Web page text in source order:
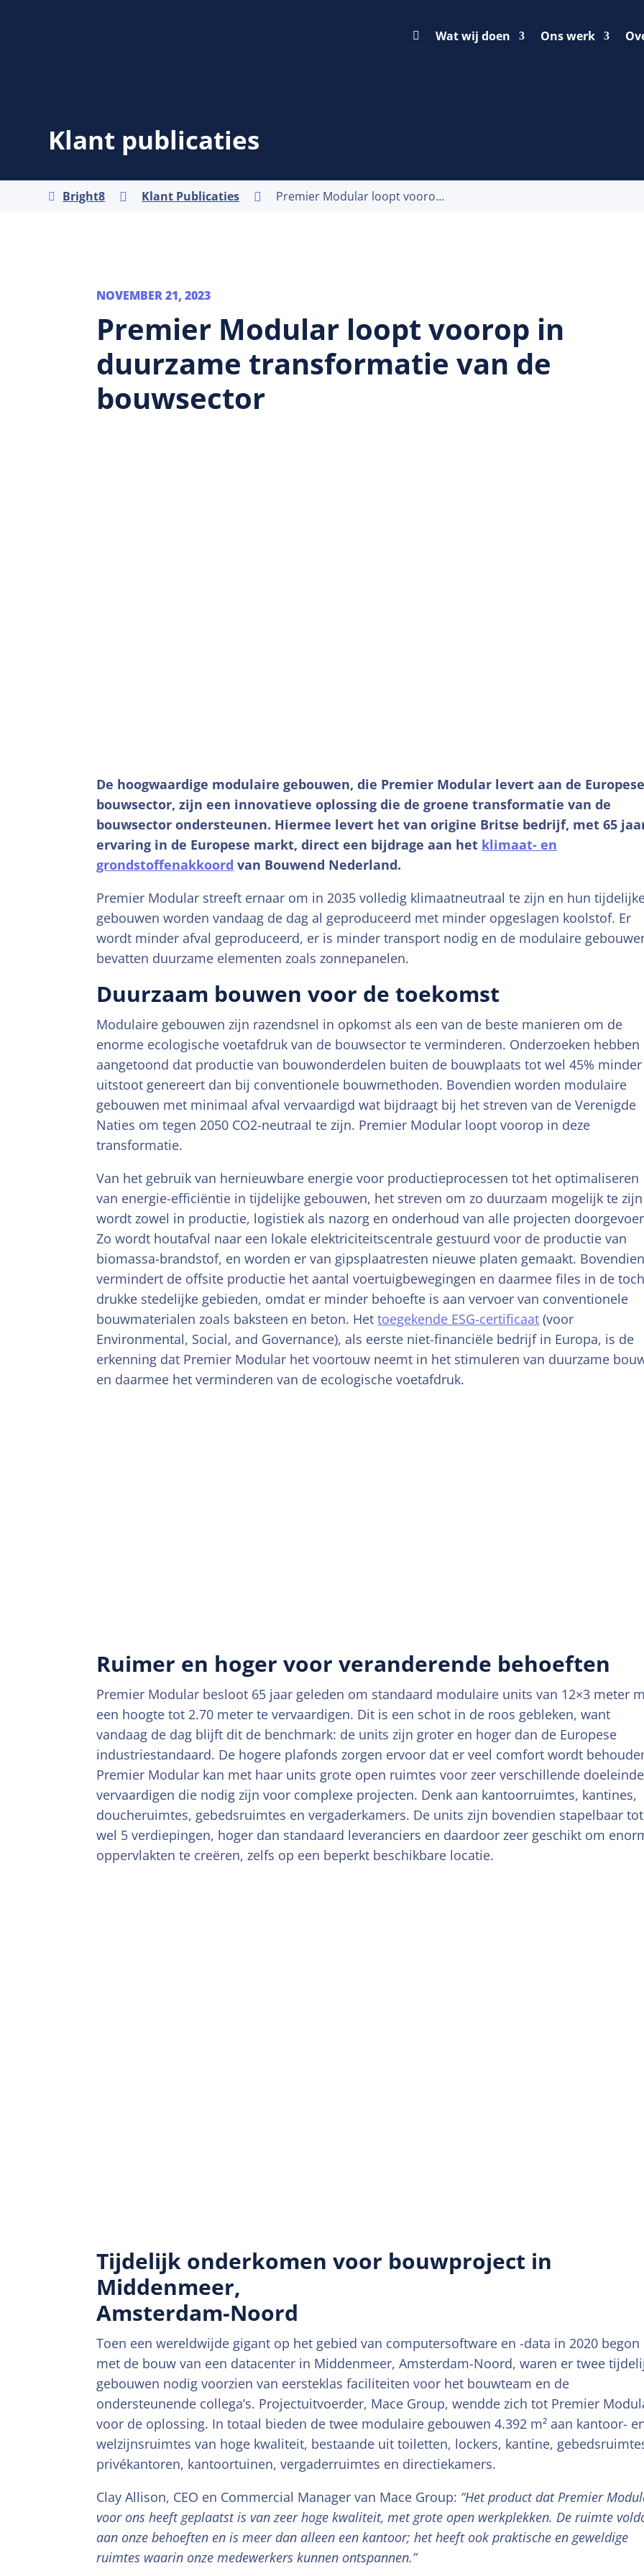
Wat wij doen Ons werk
Klant publicaties
 Bright8  Klant Publicaties  Premier Modular loopt voorop in duurzame transformatie van de bouwsector
NOVEMBER 21, 2023
Premier Modular loopt voorop in
duurzame transformatie van de
bouwsector
De hoogwaardige modulaire gebouwen, die Premier Modular levert aan de Europese
bouwsector, zijn een innovatieve oplossing die de groene transformatie van de
bouwsector ondersteunen. Hiermee levert het van origine Britse bedrijf, met 65
ervaring in de Europese markt, direct een bijdrage aan het klimaat- en
grondstoffenakkoord van Bouwend Nederland.
Premier Modular streeft ernaar om in 2035 volledig klimaatneutraal te zijn en hun
gebouwen worden vandaag de dag al geproduceerd met minder opgeslagen koolstof. Er
wordt minder afval geproduceerd, er is minder transport nodig en de modulaire
bevatten duurzame elementen zoals zonnepanelen.
Duurzaam bouwen voor de toekomst
Modulaire gebouwen zijn razendsnel in opkomst als een van de beste manieren om de
enorme ecologische voetafdruk van de bouwsector te verminderen. Onderzoeken hebben
aangetoond dat productie van bouwonderdelen buiten de bouwplaats tot wel 45% minder
uitstoot genereert dan bij conventionele bouwmethoden. Bovendien worden modulaire
gebouwen met minimaal afval vervaardigd wat bijdraagt bij het streven van de Verenigde
Naties om tegen 2050 CO2-neutraal te zijn. Premier Modular loopt voorop in deze
transformatie.
Van het gebruik van hernieuwbare energie voor productieprocessen tot het optimaliseren
van energie-efficiëntie in tijdelijke gebouwen, het streven om zo duurzaam mogelijk te zijn
wordt zowel in productie, logistiek als nazorg en onderhoud van alle projecten
Zo wordt houtafval naar een lokale elektriciteitscentrale gestuurd voor de productie van
biomassa-brandstof, en worden er van gipsplaatresten nieuwe platen gemaakt. Bovendien
vermindert de offsite productie het aantal voertuigbewegingen en daarmee files in de
drukke stedelijke gebieden, omdat er minder behoefte is aan vervoer van conventionele
bouwmaterialen zoals baksteen en beton. Hettoegekende ESG-certificaat (voor
Environmental, Social, and Governance), als eerste niet-financiële bedrijf in Europa, is de
erkenning dat Premier Modular het voortouw neemt in het stimuleren van duurzame
en daarmee het verminderen van de ecologische voetafdruk.
Ruimer en hoger voor veranderende behoeften
Premier Modular besloot 65 jaar geleden om standaard modulaire units van 12×3 meter
een hoogte tot 2.70 meter te vervaardigen. Dit is een schot in de roos gebleken, want
vandaag de dag blijft dit de benchmark: de units zijn groter en hoger dan de Europese
industriestandaard. De hogere plafonds zorgen ervoor dat er veel comfort wordt
Premier Modular kan met haar units grote open ruimtes voor zeer verschillende
vervaardigen die nodig zijn voor complexe projecten. Denk aan kantoorruimtes, kantines,
doucheruimtes, gebedsruimtes en vergaderkamers. De units zijn bovendien stapelbaar tot
wel 5 verdiepingen, hoger dan standaard leveranciers en daardoor zeer geschikt om
oppervlakten te creëren, zelfs op een beperkt beschikbare locatie.
Tijdelijk onderkomen voor bouwproject in
Middenmeer,
Amsterdam-Noord
Toen een wereldwijde gigant op het gebied van computersoftware en -data in 2020 begon
met de bouw van een datacenter in Middenmeer, Amsterdam-Noord, waren er twee
gebouwen nodig voorzien van eersteklas faciliteiten voor het bouwteam en de
ondersteunende collega’s. Projectuitvoerder, Mace Group, wendde zich tot Premier
voor de oplossing. In totaal bieden de twee modulaire gebouwen 4.392 m² aan kantoor-
welzijnsruimtes van hoge kwaliteit, bestaande uit toiletten, lockers, kantine,
privékantoren, kantoortuinen, vergaderruimtes en directiekamers.
Clay Allison, CEO en Commercial Manager van Mace Group: “Het product dat Premier
voor ons heeft geplaatst is van zeer hoge kwaliteit, met grote open werkplekken. De ruimte
aan onze behoeften en is meer dan alleen een kantoor; het heeft ook praktische en geweldige
ruimtes waarin onze medewerkers kunnen ontspannen.”